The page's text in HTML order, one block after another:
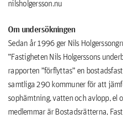
nilsholgersson.nu
Om undersökningen
Sedan år 1996 ger Nils
”Fastigheten Nils Holgerssons
rapporten ”förflyttas” en
samtliga 290 kommuner för att
sophämtning, vatten och avlopp, el
medlemmar är Bostadsrätterna,